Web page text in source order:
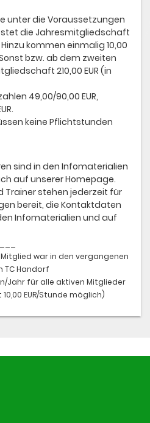
unter die Voraussetzungen
die Jahresmitgliedschaft
kommen einmalig 10,00
bzw. ab dem zweiten
210,00 EUR (in
49,00/90,00 EUR,
keine Pflichtstunden
sind in den Infomaterialien
auf unserer Homepage.
stehen jederzeit für
bereit, die Kontaktdaten
Infomaterialien und auf
war in den vergangenen
TC Handorf
Jahr für alle aktiven Mitglieder
EUR/Stunde möglich)